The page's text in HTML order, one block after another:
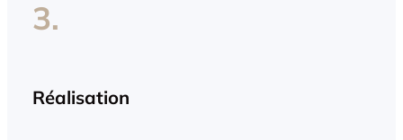
3.
Réalisation